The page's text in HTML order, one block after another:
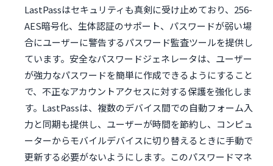
LastPassはセキュリティも真剣に受け止めており、256-
AES暗号化、生体認証のサポート、パスワードが弱い場
合にユーザーに警告するパスワード監査ツールを提供し
ています。安全なパスワードジェネレータは、ユーザー
が強力なパスワードを簡単に作成できるようにすること
で、不正なアカウントアクセスに対する保護を強化しま
す。LastPassは、複数のデバイス間での自動フォーム入
力と同期も提供し、ユーザーが時間を節約し、コンピュ
ーターからモバイルデバイスに切り替えるときに手動で
更新する必要がないようにします。このパスワードマネ